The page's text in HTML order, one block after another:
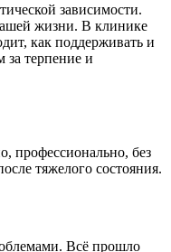
зависимости.
жизни. В клинике
как поддерживать и
за терпение и
профессионально, без
тяжелого состояния.
Всё прошло